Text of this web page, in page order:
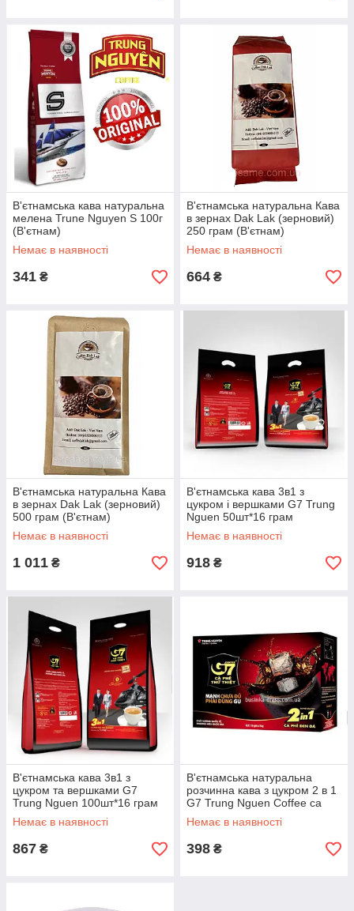
В'єтнамська кава натуральна
мелена Trune Nguyen S 100г
(В'єтнам)
Немає в наявності
341 ₴
В'єтнамська натуральна Кава
в зернах Dak Lak (зерновий)
250 грам (В'єтнам)
Немає в наявності
664 ₴
В'єтнамська натуральна Кава
в зернах Dak Lak (зерновий)
500 грам (В'єтнам)
Немає в наявності
1 011 ₴
В'єтнамська кава 3в1 з
цукром і вершками G7 Trung
Nguen 50шт*16 грам
(В'єтнам)
Немає в наявності
918 ₴
В'єтнамська кава 3в1 з
цукром та вершками G7
Trung Nguen 100шт*16 грам
(В'єтнам)
Немає в наявності
867 ₴
В'єтнамська натуральна
розчинна кава з цукром 2 в 1
G7 Trung Nguen Coffee ca
phe duong
Немає в наявності
398 ₴